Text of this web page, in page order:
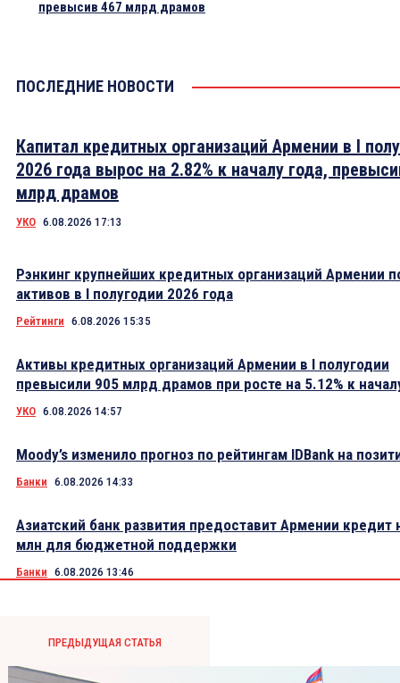
превысив 467 млрд драмов
ПОСЛЕДНИЕ НОВОСТИ
Капитал кредитных организаций Армении в I
2026 года вырос на 2.82% к началу года,
млрд драмов
УКО 6.08.2026 17:13
Рэнкинг крупнейших кредитных организаций Армении
активов в I полугодии 2026 года
Рейтинги 6.08.2026 15:35
Активы кредитных организаций Армении в I полугодии
превысили 905 млрд драмов при росте на 5.12% к
УКО 6.08.2026 14:57
Moody’s изменило прогноз по рейтингам IDBank на
Банки 6.08.2026 14:33
Азиатский банк развития предоставит Армении кредит
млн для бюджетной поддержки
Банки 6.08.2026 13:46
ПРЕДЫДУЩАЯ СТАТЬЯ